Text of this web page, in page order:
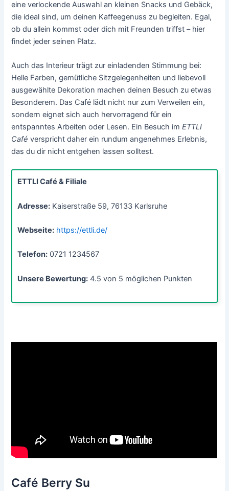
eine verlockende Auswahl an kleinen Snacks und Gebäck,
die ideal sind, um deinen Kaffeegenuss zu begleiten. Egal,
ob du allein kommst oder dich mit Freunden triffst – hier
findet jeder seinen Platz.
Auch das Interieur trägt zur einladenden Stimmung bei:
Helle Farben, gemütliche Sitzgelegenheiten und liebevoll
ausgewählte Dekoration machen deinen Besuch zu etwas
Besonderem. Das Café lädt nicht nur zum Verweilen ein,
sondern eignet sich auch hervorragend für ein
entspanntes Arbeiten oder Lesen. Ein Besuch imETTLI
Café verspricht daher ein rundum angenehmes Erlebnis,
das du dir nicht entgehen lassen solltest.
ETTLI Café & Filiale
Adresse: Kaiserstraße 59, 76133 Karlsruhe
Webseite: https://ettli.de/
Telefon: 0721 1234567
Unsere Bewertung: 4.5 von 5 möglichen Punkten
Café Berry Su